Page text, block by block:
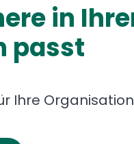
in
passt
Ihre